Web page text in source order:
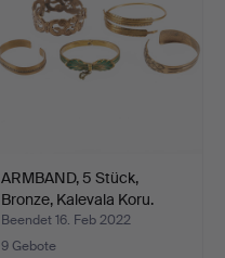
ARMBAND, 5 Stück,
Bronze, Kalevala Koru.
Beendet 16. Feb 2022
9 Gebote